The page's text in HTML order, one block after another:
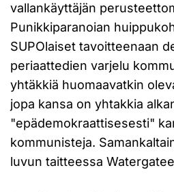
vallankäyttäjän
Punikkiparanoian
SUPOlaiset tavoitteenaan
periaattedien varjelu
yhtäkkiä huomaavatkin
jopa kansa on yhtakkia
"epädemokraattisesesti"
kommunisteja.
luvun taitteessa